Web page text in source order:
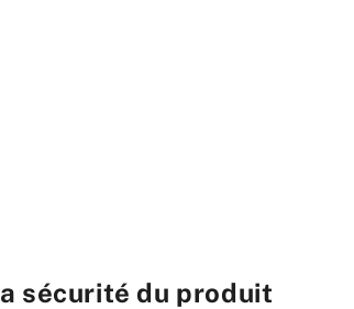
sécurité du produit